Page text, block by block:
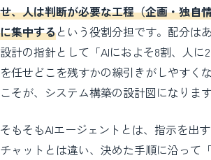
せ、人は判断が必要な工程（企画・独自
に集中するという役割分担です。配分は
設計の指針として「AIにおよそ8割、人に
を任せどこを残すかの線引きがしやすく
こそが、システム構築の設計図になります
そもそもAIエージェントとは、指示を出
チャットとは違い、決めた手順に沿っ